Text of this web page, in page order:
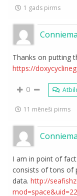
1 gads pirms
Thanks on putting
https://
0
11 mēneši pirms
I am in point of
consists of tons of
data.http://